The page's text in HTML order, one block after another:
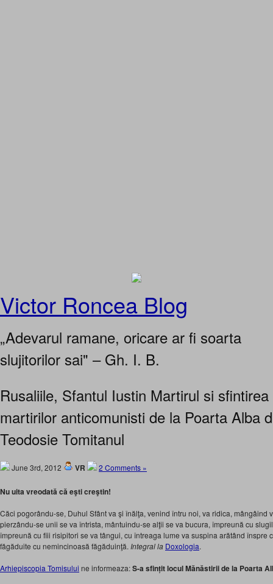
Victor Roncea Blog
„Adevarul ramane, oricare ar fi soarta
slujitorilor sai" – Gh. I. B.
Rusaliile, Sfantul Iustin Martirul si
martirilor anticomunisti de la Poarta Alba
Teodosie Tomitanul
June 3rd, 2012 VR 2 Comments »
Nu uita vreodată că eşti creştin!
Căci pogorându-se, Duhul Sfânt va şi înălţa, venind întru noi, va ridica, mângâind
pierzându-se unii se va întrista, mântuindu-se alţii se va bucura, împreună cu
împreună cu fiii risipitori se va tângui, cu întreaga lume va suspina arătând înspre
făgăduite cu nemincinoasă făgăduinţă. Integral la Doxologia.
Arhiepiscopia Tomisului ne informeaza:S-a sfințit locul Mănăstirii de la Poarta